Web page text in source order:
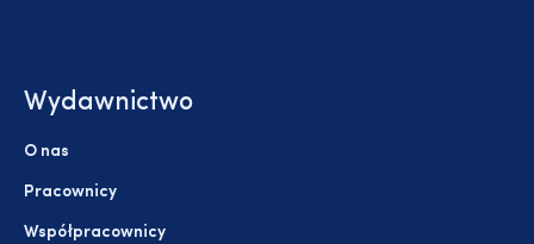
Wydawnictwo
O nas
Pracownicy
Współpracownicy